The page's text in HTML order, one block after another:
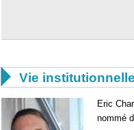
 Vie institutionnelle
Eric
nommé